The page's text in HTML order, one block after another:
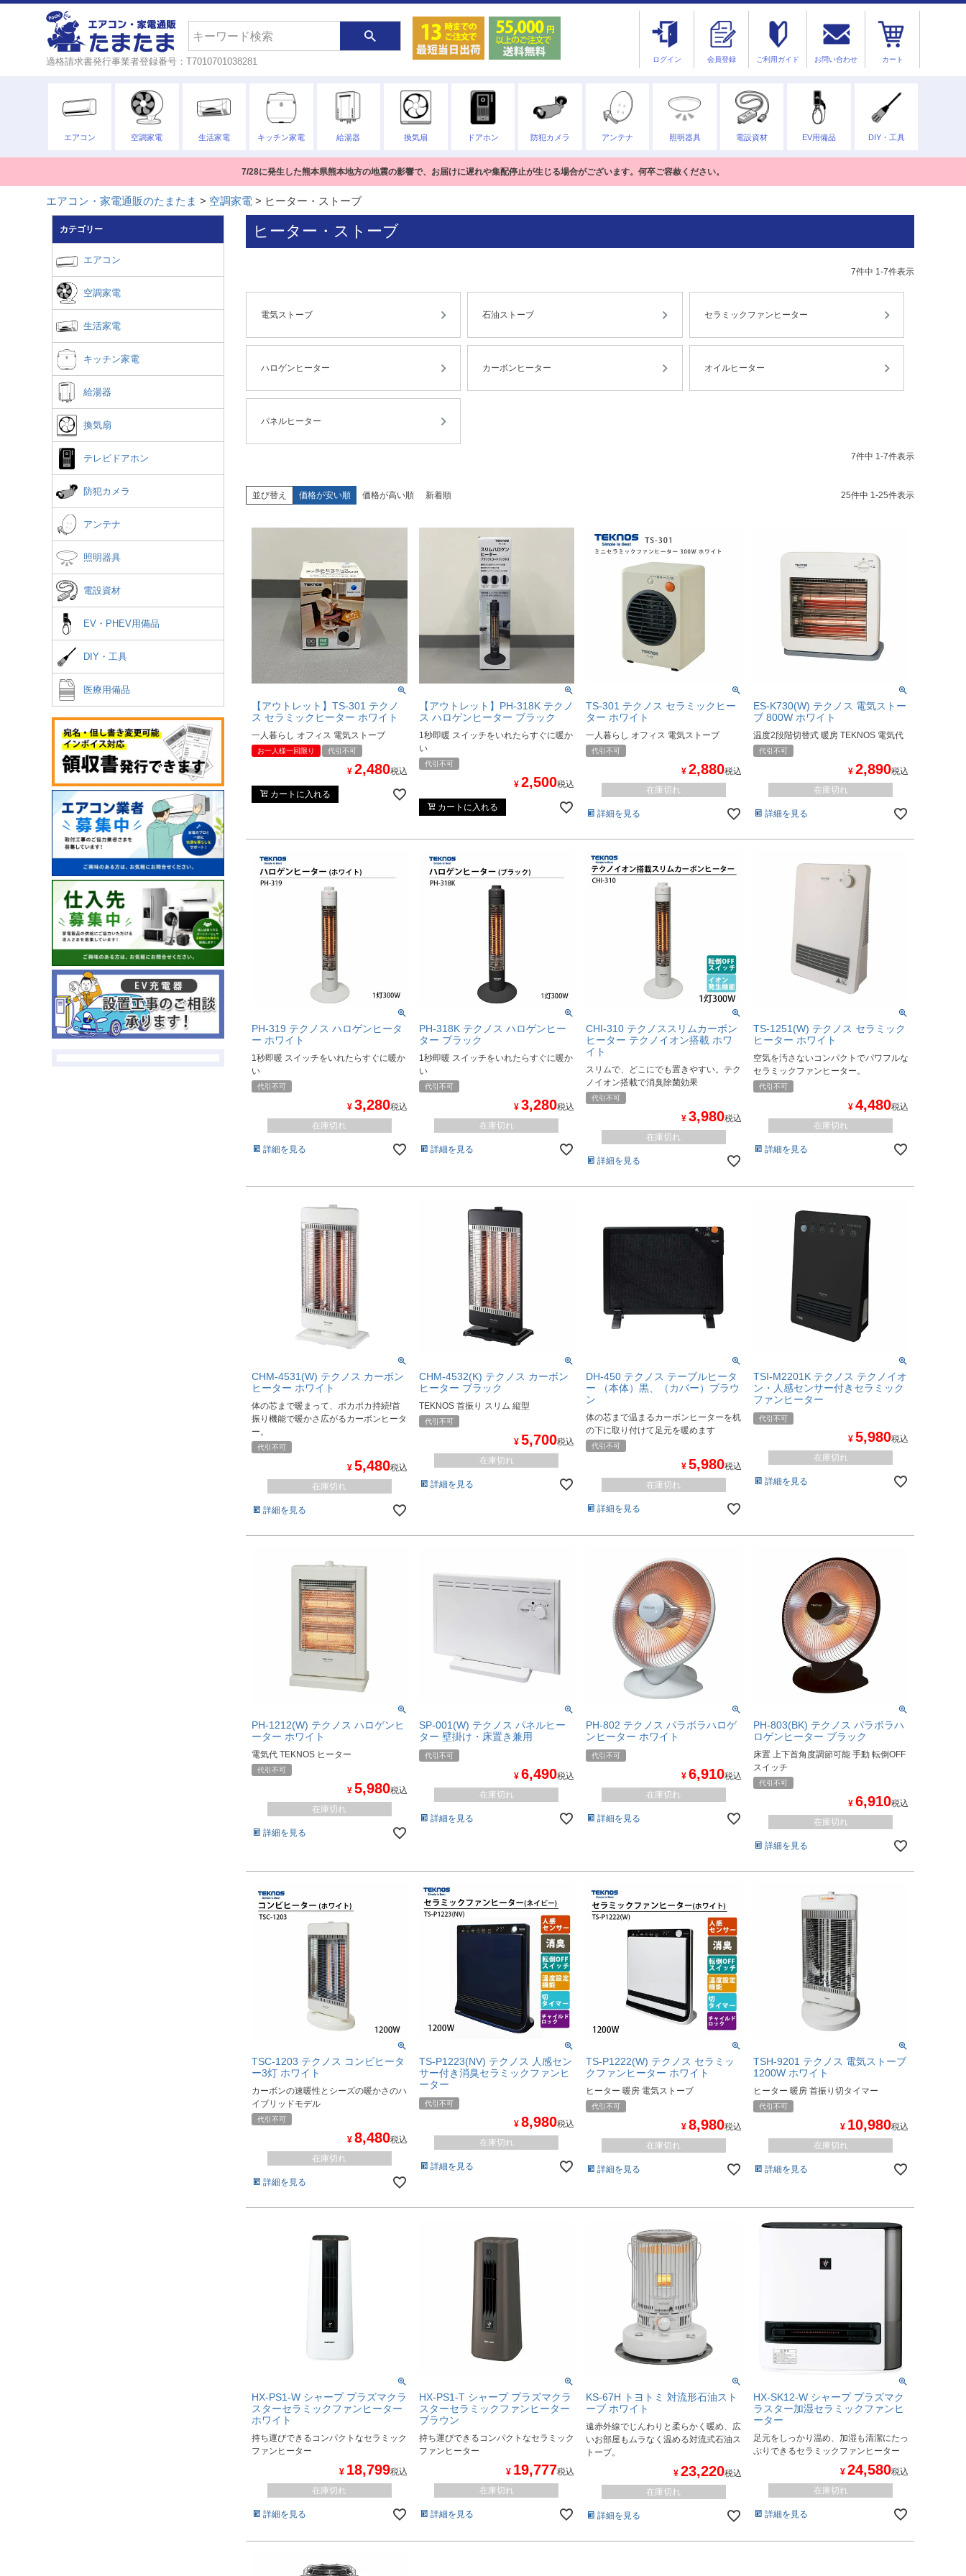
適格請求書発行事業者登録番号：T7010701038281 ログイン 会員登録 ご利用ガイド お問い合わせ カート
エアコン 空調家電 生活家電 キッチン家電 給湯器 換気扇 ドアホン 防犯カメラ アンテナ 照明器具 電設資材 EV用備品 DIY・工具
7/28に発生した熊本県熊本地方の地震の影響で、お届けに遅れや集配停止が生じる場合がございます。何卒ご容赦ください。
エアコン・家電通販のたまたま 空調家電 ヒーター・ストーブ
カテゴリー
エアコン
空調家電
生活家電
キッチン家電
給湯器
換気扇
テレビドアホン
防犯カメラ
アンテナ
照明器具
電設資材
EV・PHEV用備品
DIY・工具
医療用備品
ヒーター・ストーブ
7件中 1-7件表示
電気ストーブ 石油ストーブ セラミックファンヒーター
ハロゲンヒーター カーボンヒーター オイルヒーター
パネルヒーター
7件中 1-7件表示
並び替え 価格が安い順 価格が高い順 新着順 25件中 1-25件表示
【アウトレット】TS-301 テクノ
ス セラミックヒーター ホワイト
一人暮らし オフィス 電気ストーブ
お一人様一回限り 代引不可
¥ 2,480税込
カートに入れる
【アウトレット】PH-318K テクノ
ス ハロゲンヒーター ブラック
1秒即暖 スイッチをいれたらすぐに暖か
い
代引不可
¥ 2,500税込
カートに入れる
TS-301 テクノス セラミックヒー
ター ホワイト
一人暮らし オフィス 電気ストーブ
代引不可
¥ 2,880税込
在庫切れ
詳細を見る
ES-K730(W) テクノス 電気ストー
ブ 800W ホワイト
温度2段階切替式 暖房 TEKNOS 電気代
代引不可
¥ 2,890税込
在庫切れ
詳細を見る
PH-319 テクノス ハロゲンヒータ
ー ホワイト
1秒即暖 スイッチをいれたらすぐに暖か
い
代引不可
¥ 3,280税込
在庫切れ
詳細を見る
PH-318K テクノス ハロゲンヒー
ター ブラック
1秒即暖 スイッチをいれたらすぐに暖か
い
代引不可
¥ 3,280税込
在庫切れ
詳細を見る
CHI-310 テクノススリムカーボン
ヒーター テクノイオン搭載 ホワ
イト
スリムで、どこにでも置きやすい。テク
ノイオン搭載で消臭除菌効果
代引不可
¥ 3,980税込
在庫切れ
詳細を見る
TS-1251(W) テクノス セラミック
ヒーター ホワイト
空気を汚さないコンパクトでパワフルな
セラミックファンヒーター。
代引不可
¥ 4,480税込
在庫切れ
詳細を見る
CHM-4531(W) テクノス カーボン
ヒーター ホワイト
体の芯まで暖まって、ポカポカ持続!首
振り機能で暖かさ広がるカーボンヒータ
ー。
代引不可
¥ 5,480税込
在庫切れ
詳細を見る
CHM-4532(K) テクノス カーボン
ヒーター ブラック
TEKNOS 首振り スリム 縦型
代引不可
¥ 5,700税込
在庫切れ
詳細を見る
DH-450 テクノス テーブルヒータ
ー （本体）黒、（カバー）ブラウ
ン
体の芯まで温まるカーボンヒーターを机
の下に取り付けて足元を暖めます
代引不可
¥ 5,980税込
在庫切れ
詳細を見る
TSI-M2201K テクノス テクノイオ
ン・人感センサー付きセラミック
ファンヒーター
代引不可
¥ 5,980税込
在庫切れ
詳細を見る
PH-1212(W) テクノス ハロゲンヒ
ーター ホワイト
電気代 TEKNOS ヒーター
代引不可
¥ 5,980税込
在庫切れ
詳細を見る
SP-001(W) テクノス パネルヒー
ター 壁掛け・床置き兼用
代引不可
¥ 6,490税込
在庫切れ
詳細を見る
PH-802 テクノス パラボラハロゲ
ンヒーター ホワイト
代引不可
¥ 6,910税込
在庫切れ
詳細を見る
PH-803(BK) テクノス パラボラハ
ロゲンヒーター ブラック
床置 上下首角度調節可能 手動 転倒OFF
スイッチ
代引不可
¥ 6,910税込
在庫切れ
詳細を見る
TSC-1203 テクノス コンビヒータ
ー3灯 ホワイト
カーボンの速暖性とシーズの暖かさのハ
イブリッドモデル
代引不可
¥ 8,480税込
在庫切れ
詳細を見る
TS-P1223(NV) テクノス 人感セン
サー付き消臭セラミックファンヒ
ーター
代引不可
¥ 8,980税込
在庫切れ
詳細を見る
TS-P1222(W) テクノス セラミッ
クファンヒーター ホワイト
ヒーター 暖房 電気ストーブ
代引不可
¥ 8,980税込
在庫切れ
詳細を見る
TSH-9201 テクノス 電気ストーブ
1200W ホワイト
ヒーター 暖房 首振り切タイマー
代引不可
¥ 10,980税込
在庫切れ
詳細を見る
HX-PS1-W シャープ プラズマクラ
スターセラミックファンヒーター
ホワイト
持ち運びできるコンパクトなセラミック
ファンヒーター
¥ 18,799税込
在庫切れ
詳細を見る
HX-PS1-T シャープ プラズマクラ
スターセラミックファンヒーター
ブラウン
持ち運びできるコンパクトなセラミック
ファンヒーター
¥ 19,777税込
在庫切れ
詳細を見る
KS-67H トヨトミ 対流形石油スト
ーブ ホワイト
遠赤外線でじんわりと柔らかく暖め、広
いお部屋もムラなく温める対流式石油ス
トーブ。
¥ 23,220税込
在庫切れ
詳細を見る
HX-SK12-W シャープ プラズマク
ラスター加湿セラミックファンヒ
ーター
足元をしっかり温め、加湿も清潔にたっ
ぷりできるセラミックファンヒーター
¥ 24,580税込
在庫切れ
詳細を見る